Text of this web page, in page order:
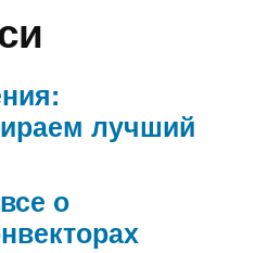
лучший
о